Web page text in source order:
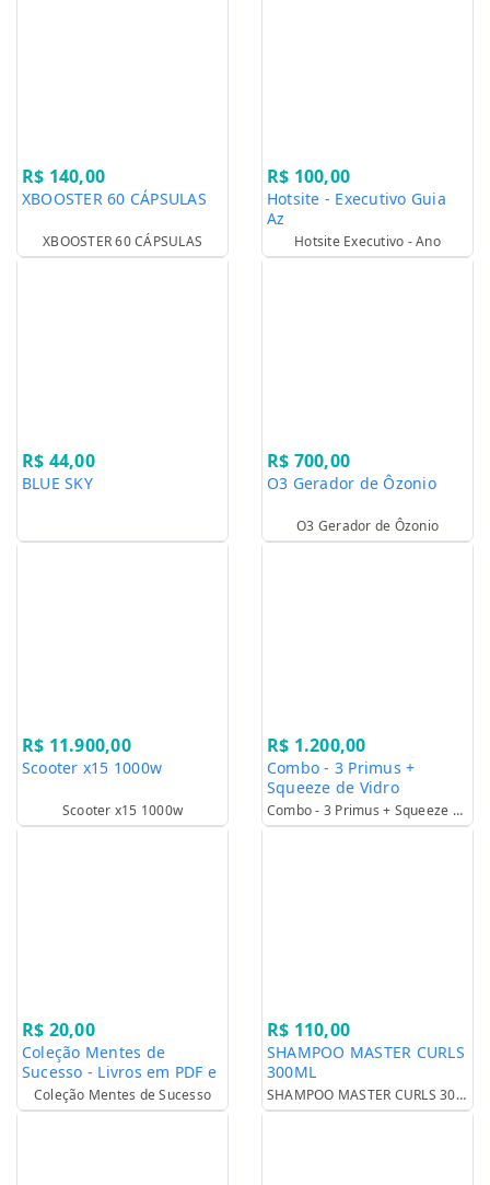
R$ 140,00
XBOOSTER 60 CÁPSULAS
XBOOSTER 60 CÁPSULAS
R$ 100,00
Hotsite - Executivo Guia
Az
Hotsite Executivo - Ano
R$ 44,00
BLUE SKY
R$ 700,00
O3 Gerador de Ôzonio
O3 Gerador de Ôzonio
R$ 11.900,00
Scooter x15 1000w
Scooter x15 1000w
R$ 1.200,00
Combo - 3 Primus +
Squeeze de Vidro
Combo - 3 Primus + Squeeze de Vidro
R$ 20,00
Coleção Mentes de
Sucesso - Livros em PDF e
Áudio
Coleção Mentes de Sucesso
R$ 110,00
SHAMPOO MASTER CURLS
300ML
SHAMPOO MASTER CURLS 300ML